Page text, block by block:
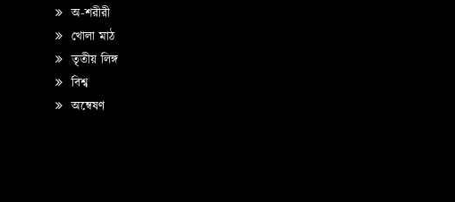
অ-শরীরী
খোলা মাঠ
তৃতীয় লিঙ্গ
বিশ্ব
অন্বেষণ